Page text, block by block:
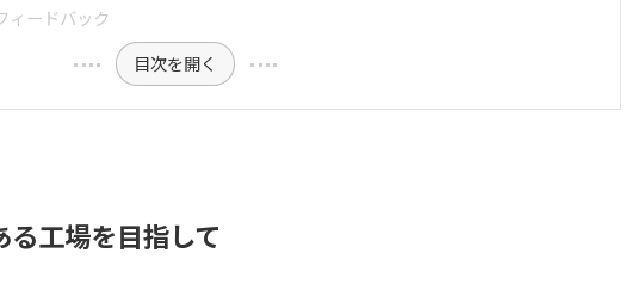
ィードバック
目次を開く
工場を目指して